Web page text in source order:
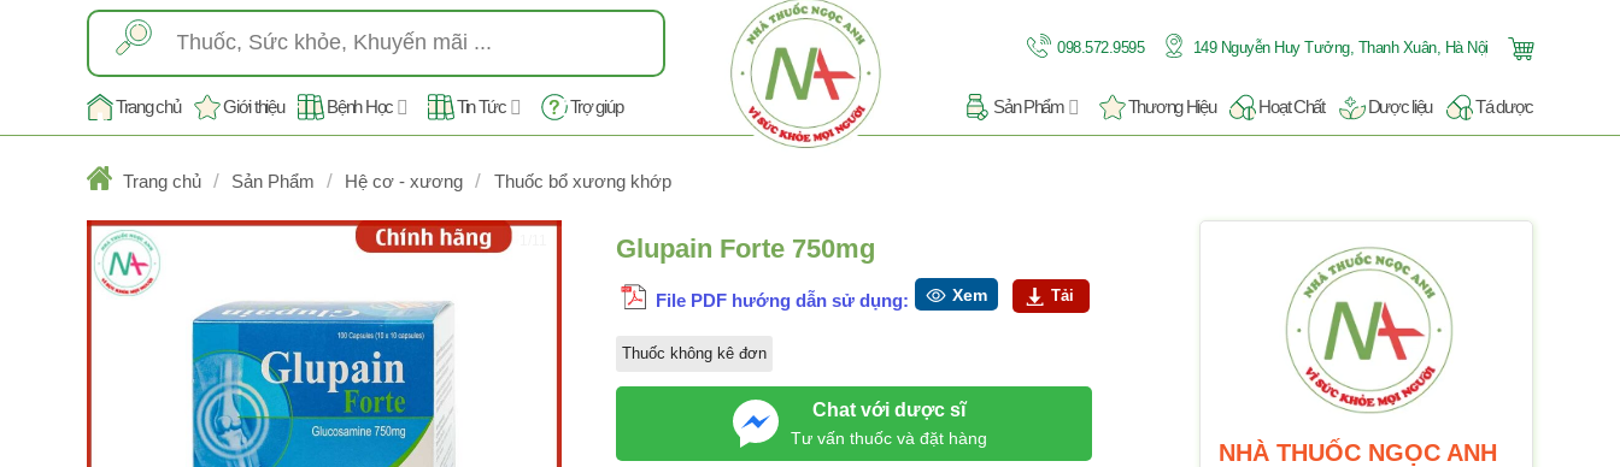
kiếm:
098.572.9595 149 Nguyễn Huy Tưởng, Thanh Xuân, Hà Nội
Trang chủ Giới thiệu Bệnh Học Tin Tức Trợ giúp Sản Phẩm Thương Hiệu Hoạt Chất Dược liệu Tá dược
Trang chủ / Sản Phẩm / Hệ cơ - xương / Thuốc bổ xương khớp
Glupain Forte 750mg
File PDF hướng dẫn sử dụng: Xem Tải
Thuốc không kê đơn
Chat với dược sĩ
Tư vấn thuốc và đặt hàng
NHÀ THUỐC NGỌC ANH